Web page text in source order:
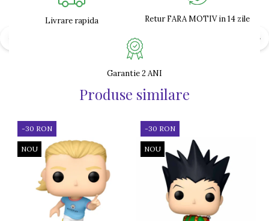
Livrare rapida Retur FARA MOTIV in 14 zile
Garantie 2 ANI
Produse similare
-30 RON
NOU
-30 RON
NOU